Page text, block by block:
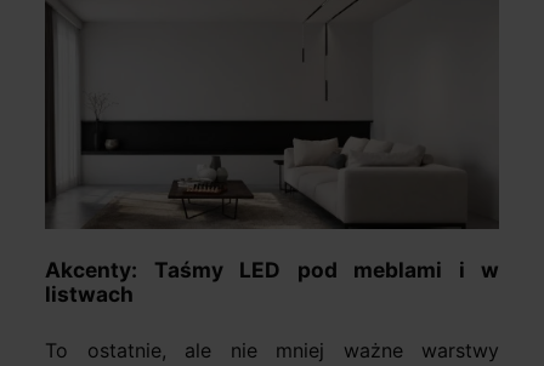
Akcenty: Taśmy LED pod meblami i w
listwach
To ostatnie, ale nie mniej ważne warstwy